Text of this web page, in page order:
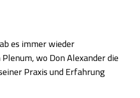
es immer wieder
wo Don Alexander die
Praxis und Erfahrung